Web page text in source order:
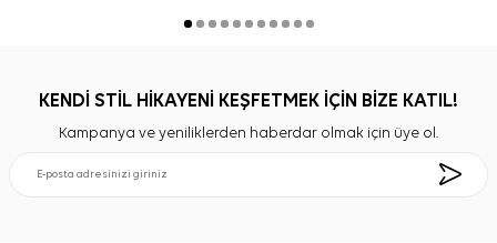
KENDİ STİL HİKAYENİ KEŞFETMEK İÇİN BİZE KATIL!
Kampanya ve yeniliklerden haberdar olmak için üye ol.